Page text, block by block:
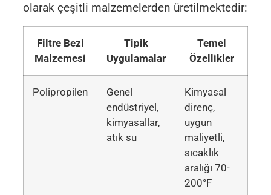
olarak çeşitli malzemelerden üretilmektedir:
Filtre Bezi
Malzemesi
Tipik
Uygulamalar
Temel
Özellikler
Polipropilen
Genel
endüstriyel,
kimyasallar,
atık su
Kimyasal
direnç,
uygun
maliyetli,
sıcaklık
aralığı 70-
200°F